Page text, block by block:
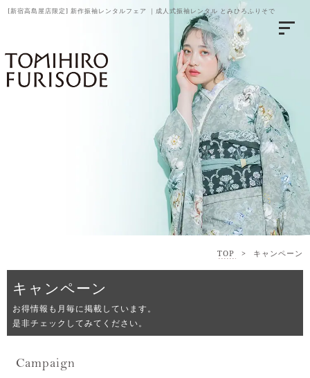
[新宿高島屋店限定] 新作振袖レンタルフェア ｜成人式振袖レンタル とみひろふりそで
キャンペーン
お得情報も月毎に掲載しています。
是非チェックしてみてください。
TOP > キャンペーン
Campaign